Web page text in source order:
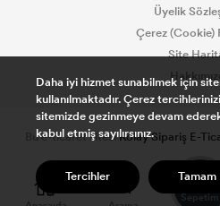
Sepetim
Üyelik
Çerez (Cookie)
Site
Bu e-ticaret sitesiKolay Sipariş E-
Daha iyi hizmet sunabilmek için
kullanılmaktadır. Çerez
sitemizde gezinmeye devam ederek
kabul etmiş sayılırsınız.
Tercihler Tamam